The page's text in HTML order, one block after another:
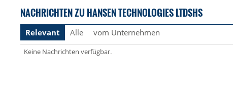
NACHRICHTEN ZU HANSEN TECHNOLOGIES LTDSHS
Relevant Alle vom Unternehmen
Keine Nachrichten verfügbar.